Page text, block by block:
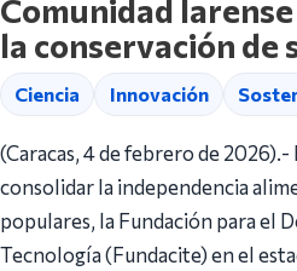
Comunidad
la conservación de
Ciencia Innovación
(Caracas, 4 de febrero de
consolidar la independencia
populares, la Fundación para el
Tecnología (Fundacite) en el